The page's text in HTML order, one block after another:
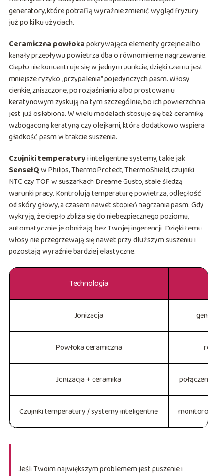
generatory, które potrafią wyraźnie zmienić wygląd fryzury
już po kilku użyciach.
Ceramiczna powłokapokrywająca elementy grzejne albo
kanały przepływu powietrza dba o równomierne nagrzewanie.
Ciepło nie koncentruje się w jednym punkcie, dzięki czemu jest
mniejsze ryzyko „przypalenia” pojedynczych pasm. Włosy
cienkie, zniszczone, po rozjaśnianiu albo prostowaniu
keratynowym zyskują na tym szczególnie, bo ich powierzchnia
jest już osłabiona. W wielu modelach stosuje się też ceramikę
wzbogaconą keratyną czy olejkami, która dodatkowo wspiera
gładkość pasm w trakcie suszenia.
Czujniki temperaturyi inteligentne systemy, takie jak
SenseIQw Philips, ThermoProtect, ThermoShield, czujniki
NTC czy TOF w suszarkach Dreame Gusto, stale śledzą
warunki pracy. Kontrolują temperaturę powietrza, odległość
od skóry głowy, a czasem nawet stopień nagrzania pasm. Gdy
wykryją, że ciepło zbliża się do niebezpiecznego poziomu,
automatycznie je obniżają, bez Twojej ingerencji. Dzięki temu
włosy nie przegrzewają się nawet przy dłuższym suszeniu i
pozostają wyraźnie bardziej elastyczne.
Technologia
Jonizacja
Powłoka ceramiczna
Jonizacja + ceramika
Czujniki temperatury / systemy inteligentne
Jeśli Twoim największym problemem jest puszenie i